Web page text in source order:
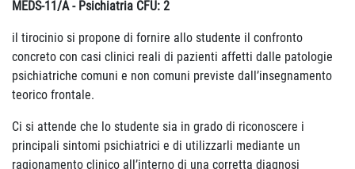
MEDS-11/A - Psichiatria CFU: 2
il tirocinio si propone di fornire allo studente il confronto
concreto con casi clinici reali di pazienti affetti dalle patologie
psichiatriche comuni e non comuni previste dall’insegnamento
teorico frontale.
Ci si attende che lo studente sia in grado di riconoscere i
principali sintomi psichiatrici e di utilizzarli mediante un
ragionamento clinico all’interno di una corretta diagnosi